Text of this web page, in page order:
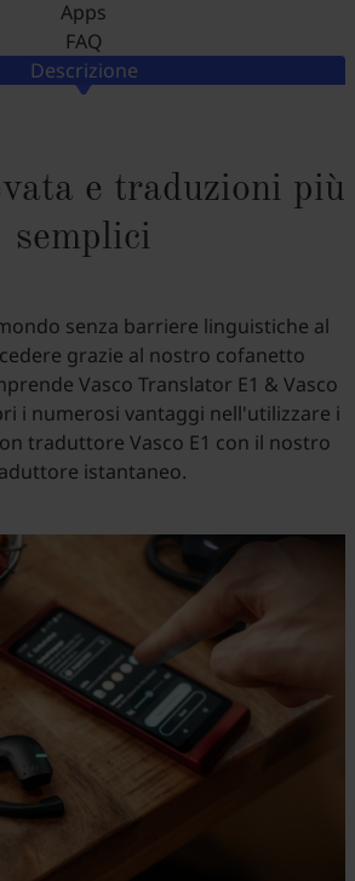
Descrizione
Apps
FAQ
e traduzioni più
semplici
senza barriere linguistiche al
grazie al nostro cofanetto
Vasco Translator E1 & Vasco
i numerosi vantaggi nell'utilizzare i
traduttore Vasco E1 con il nostro
istantaneo.